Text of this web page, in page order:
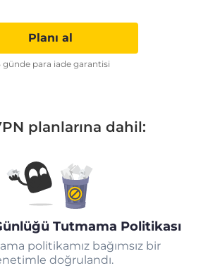
Planı al
günde para iade garantisi
planlarına dahil:
Tutmama Politikası
politikamız bağımsız bir
doğrulandı.